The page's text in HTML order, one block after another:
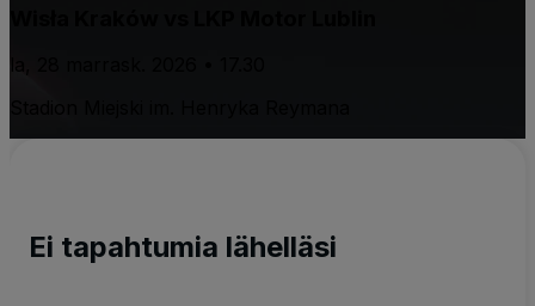
Ei tapahtumia lähelläsi